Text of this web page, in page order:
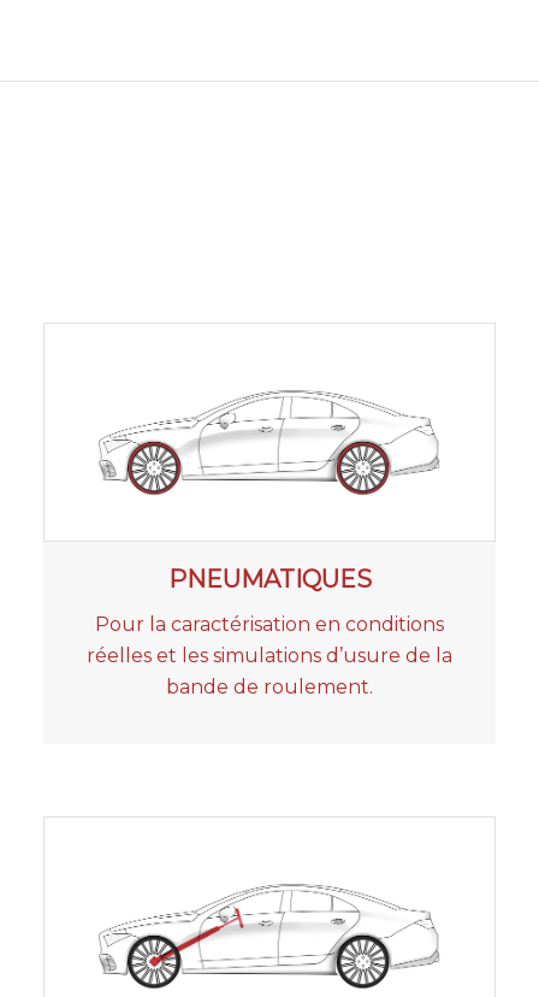
PNEUMATIQUES
Pour la caractérisation en conditions
réelles et les simulations d’usure de la
bande de roulement.